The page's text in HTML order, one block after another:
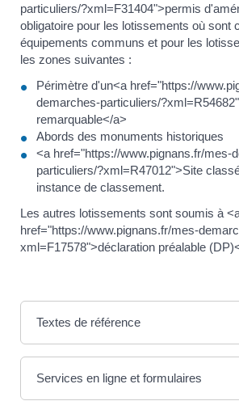
particuliers/?xml=F31404">permis
obligatoire pour les lotissements où sont
équipements communs et pour les
les zones suivantes :
Périmètre d'un<a href="https://
demarches-particuliers/
remarquable</a>
Abords des monuments historiques
<a href="https://www.pignans.fr/mes-
particuliers/?xml=R47012">Site
instance de classement.
Les autres lotissements sont soumis à
href="https://www.pignans.fr/mes-
xml=F17578">déclaration préalable
Textes de référence
Services en ligne et formulaires